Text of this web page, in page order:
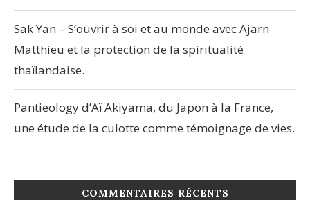
Sak Yan – S’ouvrir à soi et au monde avec Ajarn
Matthieu et la protection de la spiritualité
thaïlandaise.
Pantieology d’Aï Akiyama, du Japon à la France,
une étude de la culotte comme témoignage de vies.
COMMENTAIRES RÉCENTS